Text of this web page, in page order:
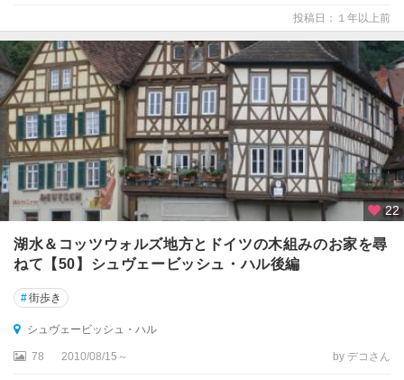
ュ
・
ハ
ル
ジ
ー
ゲ
ズ
ィ
ル
ト
ー
ス
投稿日：１年以上前
22
湖水＆コッツウォルズ地方とドイツの木組みのお家を尋
ねて【50】シュヴェービッシュ・ハル後編
#街歩き
シュヴェービッシュ・ハル
78 2010/08/15～ by デコさん